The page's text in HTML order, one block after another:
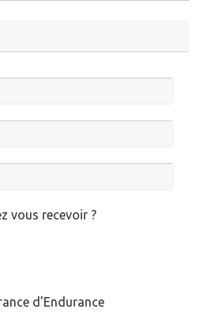
vous recevoir ?
d'Endurance